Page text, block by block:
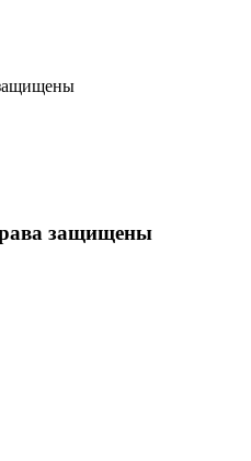
защищены